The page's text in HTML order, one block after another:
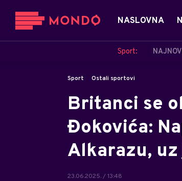
NASLOVNA
Sport:
Sport Ostali sportovi
Britanci se
Đokovića:
Alkarazu,
23.06.2025. / 13:48